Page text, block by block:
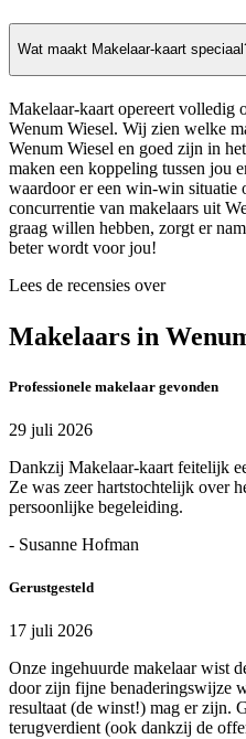
Wat maakt Makelaar-kaart
Makelaar-kaart opereert volledig
Wenum Wiesel. Wij zien welke
Wenum Wiesel en goed zijn in
maken een koppeling tussen jou
waardoor er een win-win situatie
concurrentie van makelaars uit
graag willen hebben, zorgt er
beter wordt voor jou!
Lees de recensies over
Makelaars in
Professionele makelaar gevonden
29 juli 2026
Dankzij Makelaar-kaart feitelijk
Ze was zeer hartstochtelijk over
persoonlijke begeleiding.
- Susanne Hofman
Gerustgesteld
17 juli 2026
Onze ingehuurde makelaar wist
door zijn fijne benaderingswijze
resultaat (de winst!) mag er zijn.
terugverdient (ook dankzij de